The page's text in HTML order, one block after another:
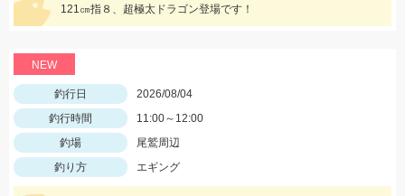
121㎝指８、超極太ドラゴン登場です！
NEW
釣行日
2026/08/04
釣行時間
11:00～12:00
釣場
尾鷲周辺
釣り方
エギング